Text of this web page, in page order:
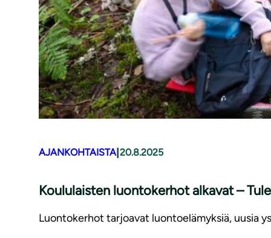
AJANKOHTAISTA|20.8.2025
Koululaisten luontokerhot alkavat –
Luontokerhot tarjoavat luontoelämyksiä, uusia